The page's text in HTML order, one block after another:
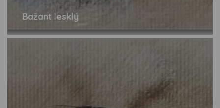
Bažant lesklý